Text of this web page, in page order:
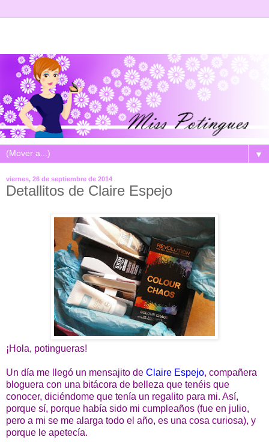
▼
viernes, 26 de septiembre de 2014
Detallitos de Claire Espejo
¡Hola, potingueras!
Un día me llegó un mensajito de Claire Espejo, compañera
bloguera con una bitácora de belleza que tenéis que
conocer, diciéndome que tenía un regalito para mi. Así,
porque sí, porque había sido mi cumpleaños (fue en julio,
pero a mi se me alarga todo el año, es una cosa curiosa), y
porque le apetecía.